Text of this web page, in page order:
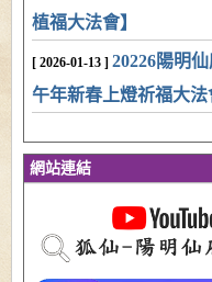
植福大法會】
[ 2026-01-13 ] 20226陽明
午年新春上燈祈福大法
網站連結